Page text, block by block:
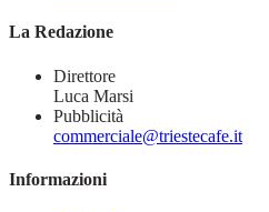
La Redazione
Direttore
Luca Marsi
Pubblicità
commerciale@triestecafe.it
Informazioni